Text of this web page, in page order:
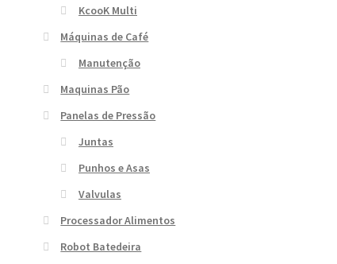
KcooK Multi
Máquinas de Café
Manutenção
Maquinas Pão
Panelas de Pressão
Juntas
Punhos e Asas
Valvulas
Processador Alimentos
Robot Batedeira